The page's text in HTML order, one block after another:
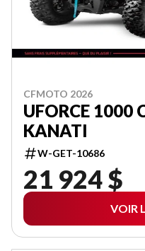
CFMOTO 2026
UFORCE 1000
KANATI
W-GET-10686
21 924 $
VOIR